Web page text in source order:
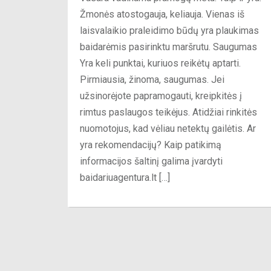
Žmonės atostogauja, keliauja. Vienas iš
laisvalaikio praleidimo būdų yra plaukimas
baidarėmis pasirinktu maršrutu. Saugumas
Yra keli punktai, kuriuos reikėtų aptarti.
Pirmiausia, žinoma, saugumas. Jei
užsinorėjote papramogauti, kreipkitės į
rimtus paslaugos teikėjus. Atidžiai rinkitės
nuomotojus, kad vėliau netektų gailėtis. Ar
yra rekomendacijų? Kaip patikimą
informacijos šaltinį galima įvardyti
baidariuagentura.lt […]